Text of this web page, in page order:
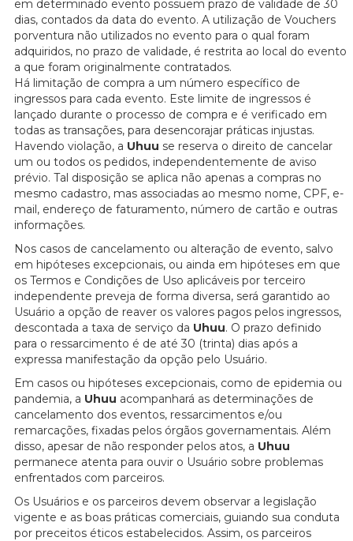
em determinado evento possuem prazo de validade de 30
dias, contados da data do evento. A utilização de Vouchers
porventura não utilizados no evento para o qual foram
adquiridos, no prazo de validade, é restrita ao local do evento
a que foram originalmente contratados.
Há limitação de compra a um número específico de
ingressos para cada evento. Este limite de ingressos é
lançado durante o processo de compra e é verificado em
todas as transações, para desencorajar práticas injustas.
Havendo violação, a Uhuu se reserva o direito de cancelar
um ou todos os pedidos, independentemente de aviso
prévio. Tal disposição se aplica não apenas a compras no
mesmo cadastro, mas associadas ao mesmo nome, CPF, e-
mail, endereço de faturamento, número de cartão e outras
informações.
Nos casos de cancelamento ou alteração de evento, salvo
em hipóteses excepcionais, ou ainda em hipóteses em que
os Termos e Condições de Uso aplicáveis por terceiro
independente preveja de forma diversa, será garantido ao
Usuário a opção de reaver os valores pagos pelos ingressos,
descontada a taxa de serviço da Uhuu. O prazo definido
para o ressarcimento é de até 30 (trinta) dias após a
expressa manifestação da opção pelo Usuário.
Em casos ou hipóteses excepcionais, como de epidemia ou
pandemia, a Uhuu acompanhará as determinações de
cancelamento dos eventos, ressarcimentos e/ou
remarcações, fixadas pelos órgãos governamentais. Além
disso, apesar de não responder pelos atos, a Uhuu
permanece atenta para ouvir o Usuário sobre problemas
enfrentados com parceiros.
Os Usuários e os parceiros devem observar a legislação
vigente e as boas práticas comerciais, guiando sua conduta
por preceitos éticos estabelecidos. Assim, os parceiros